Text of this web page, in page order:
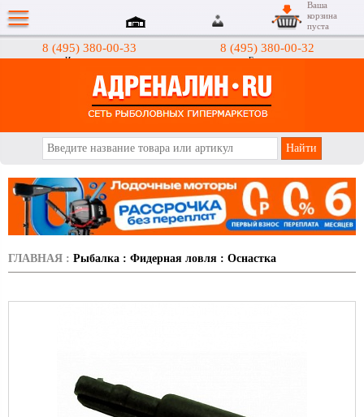
8 (495) 380-00-33
Интернет-магазин
8 (495) 380-00-32
Гипермаркеты
Ваша
корзина
пуста
ГЛАВНАЯ : Рыбалка : Фидерная ловля : Оснастка